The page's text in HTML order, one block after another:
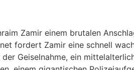
Zamir einem brutalen
fordert Zamir eine schnell
Geiselnahme, ein